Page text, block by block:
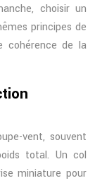
choisir un
principes de
cohérence de la
vent, souvent
total. Un col
miniature pour